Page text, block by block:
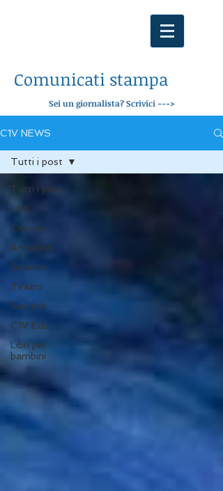
Comunicati stampa
Sei un giornalista? Scrivici --->
C1V NEWS
Tutti i post
Libri
Cinema
Attualità
Scienza
Teatro
Società
C1V Edu
Libri per
bambini
Tutti i post